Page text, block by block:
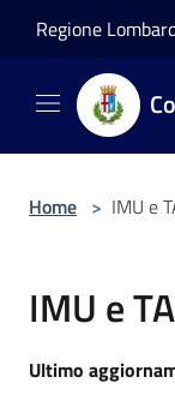
Regione
Home > IMU e
IMU e
Ultimo